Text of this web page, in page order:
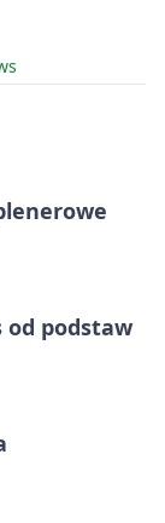
od podstaw